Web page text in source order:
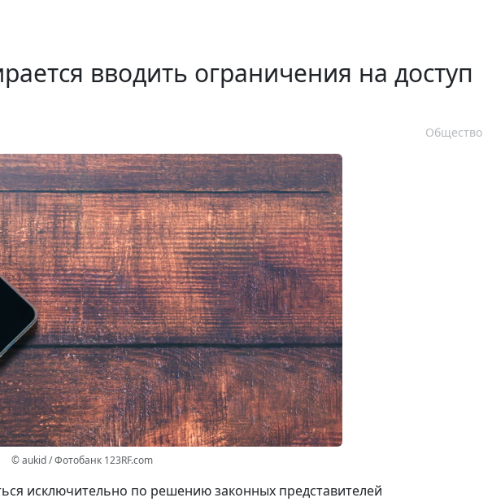
вводить ограничения на доступ
Общество
© aukid / Фотобанк 123RF.com
исключительно по решению законных представителей